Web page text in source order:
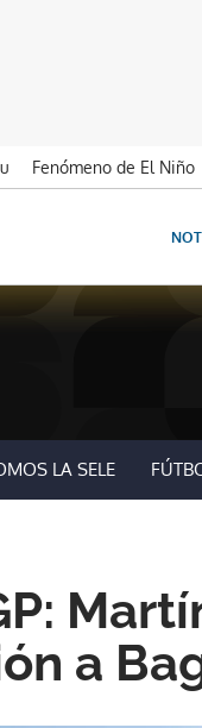
Fenómeno de El Niño
LA SELE
a